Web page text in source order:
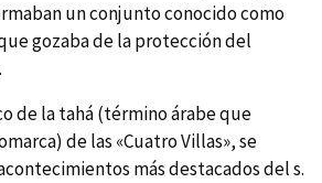
un conjunto conocido como
gozaba de la protección del
de la tahá (término árabe que
de las «Cuatro Villas», se
más destacados del s.